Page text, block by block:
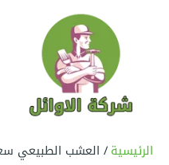
الرئيسية العشب الطبيعي